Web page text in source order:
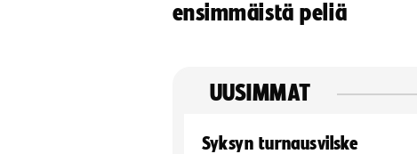
ensimmäistä peliä
UUSIMMAT
Syksyn turnausvilske